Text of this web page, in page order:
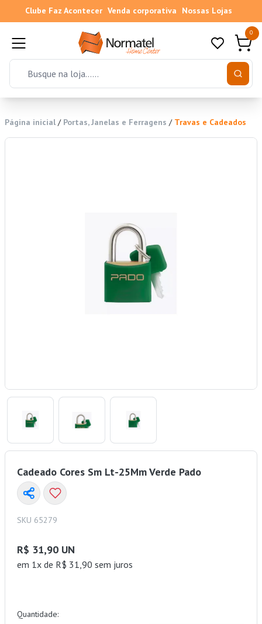
Clube Faz Acontecer Venda corporativa Nossas Lojas
0
Página inicial / Portas, Janelas e Ferragens / Travas e Cadeados
Cadeado Cores Sm Lt-25Mm Verde Pado
SKU 65279
R$ 31,90 UN
em 1x de R$ 31,90 sem juros
Quantidade: